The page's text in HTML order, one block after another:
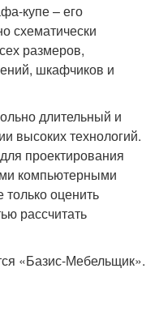
купе – его
схематически
размеров,
шкафчиков и
длительный и
высоких технологий.
проектирования
компьютерными
оценить
рассчитать
«Базис-Мебельщик».